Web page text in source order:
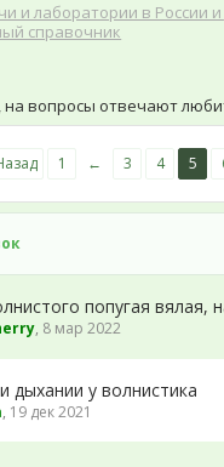
и лаборатории в России и
справочник
на вопросы отвечают
1 ← 3 4 5
попугая
, 8 мар 2022
дыхании у волнистика
, 19 дек 2021